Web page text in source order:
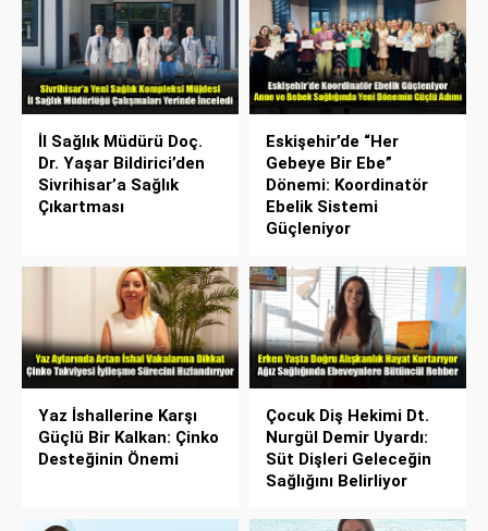
İl Sağlık Müdürü Doç.
Dr. Yaşar Bildirici’den
Sivrihisar’a Sağlık
Çıkartması
Eskişehir’de “Her
Gebeye Bir Ebe”
Dönemi: Koordinatör
Ebelik Sistemi
Güçleniyor
Yaz İshallerine Karşı
Güçlü Bir Kalkan: Çinko
Desteğinin Önemi
Çocuk Diş Hekimi Dt.
Nurgül Demir Uyardı:
Süt Dişleri Geleceğin
Sağlığını Belirliyor